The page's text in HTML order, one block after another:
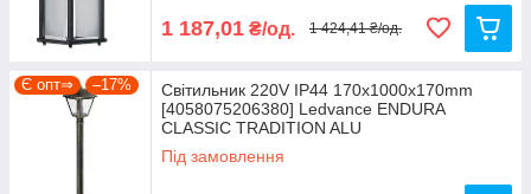
1 187,01 ₴/од. 1 424,41 ₴/од.
Є опт⇒ –17%
Світильник 220V IP44 170x1000x170mm
[4058075206380] Ledvance ENDURA
CLASSIC TRADITION ALU
Під замовлення